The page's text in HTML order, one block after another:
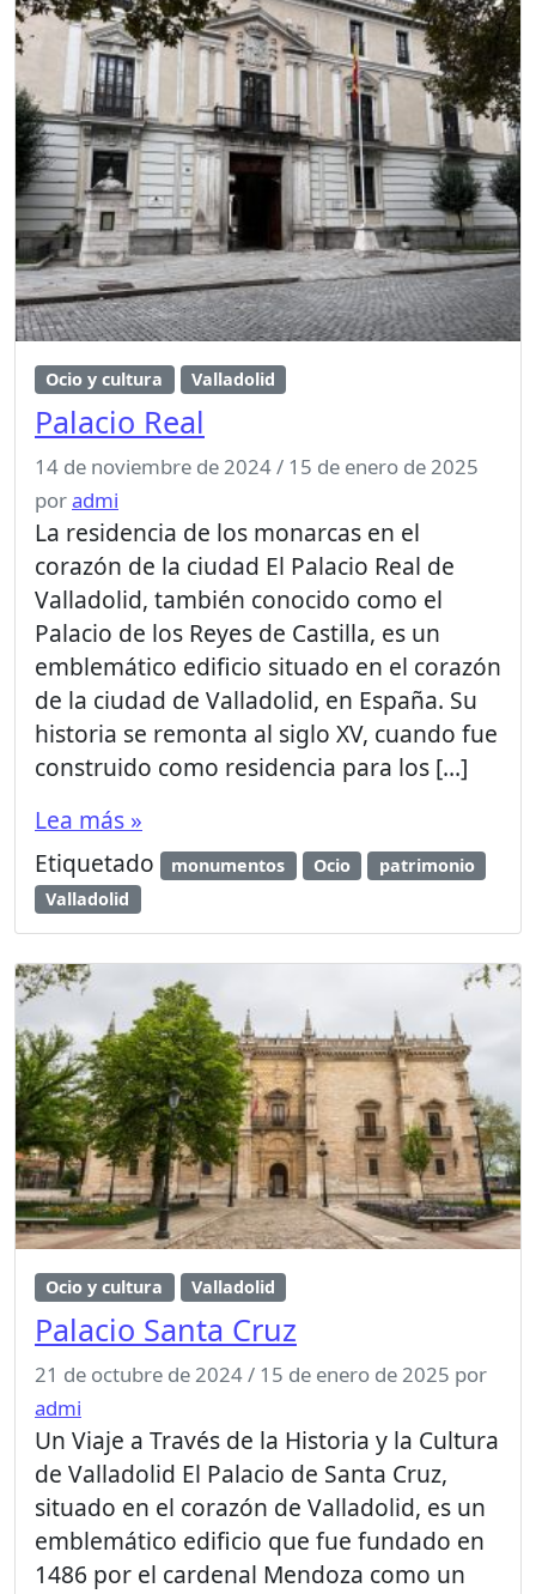
Ocio y cultura Valladolid
Palacio Real
14 de noviembre de 2024/ 15 de enero de 2025
poradmi
La residencia de los monarcas en el
corazón de la ciudad El Palacio Real de
Valladolid, también conocido como el
Palacio de los Reyes de Castilla, es un
emblemático edificio situado en el corazón
de la ciudad de Valladolid, en España. Su
historia se remonta al siglo XV, cuando fue
construido como residencia para los […]
Lea más »
Etiquetado
monumentos Ocio
patrimonio
Valladolid
Ocio y cultura Valladolid
Palacio Santa Cruz
21 de octubre de 2024/ 15 de enero de 2025 por
admi
Un Viaje a Través de la Historia y la Cultura
de Valladolid El Palacio de Santa Cruz,
situado en el corazón de Valladolid, es un
emblemático edificio que fue fundado en
1486 por el cardenal Mendoza como un